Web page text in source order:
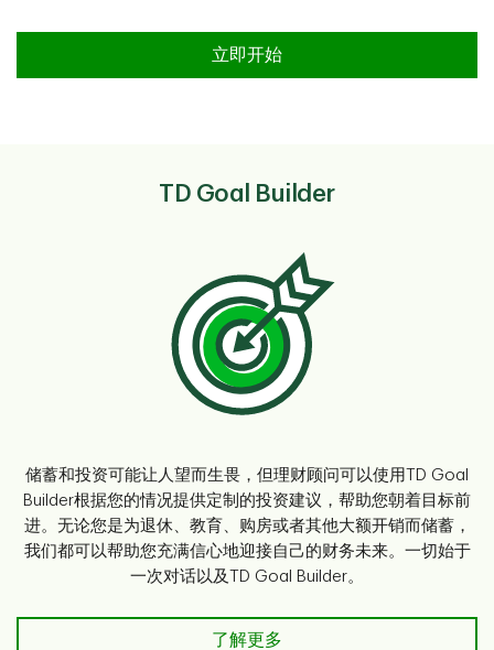
立即开始
TD Goal Builder
储蓄和投资可能让人望而生畏，但理财顾问可以使用TD Goal
Builder根据您的情况提供定制的投资建议，帮助您朝着目标前
进。无论您是为退休、教育、购房或者其他大额开销而储蓄，
我们都可以帮助您充满信心地迎接自己的财务未来。一切始于
一次对话以及TD Goal Builder。
了解更多